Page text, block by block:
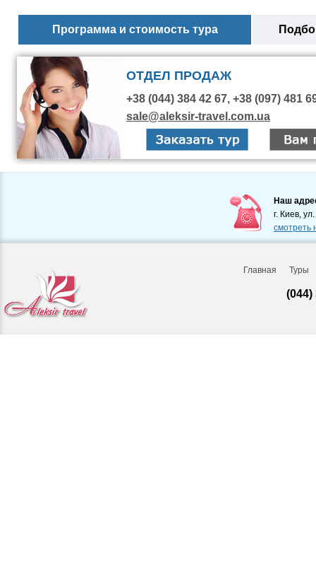
Программа и стоимость тура
ОТДЕЛ ПРОДАЖ
+38 (044) 384 42 67, +38 (097) 481
sale@aleksir-travel.com.ua
Наш
г. Киев,
смотреть
Главная Туры
(044)